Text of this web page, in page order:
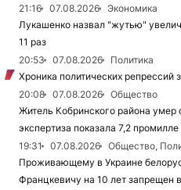
21:16
07.08.2026
Экономика
Лукашенко назвал "жутью"
11 раз
20:53
07.08.2026
Политика
Хроника политических репрессий
20:08
07.08.2026
Общество
Житель Кобринского района умер
экспертиза показала 7,2 промилле
19:31
07.08.2026
Общество,
Проживающему в Украине
Францкевичу на 10 лет запрещен